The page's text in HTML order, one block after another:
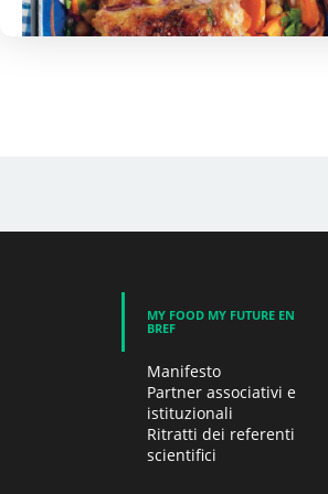
MY FOOD MY FUTURE EN
BREF
Manifesto
Partner associativi e
istituzionali
Ritratti dei referenti
scientifici